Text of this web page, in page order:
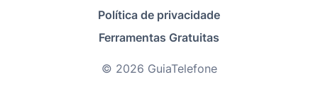
Política de privacidade
Ferramentas Gratuitas
© 2026 GuiaTelefone